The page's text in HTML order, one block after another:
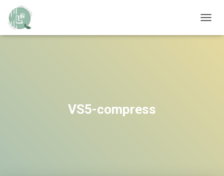
VS5-compress